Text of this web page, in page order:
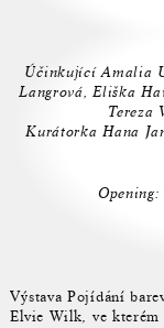
Účinkující Amalia
Langrová, Eliška
Tereza
Kurátorka Hana
Opening:
Výstava Pojídání
Elvie Wilk, ve kterém